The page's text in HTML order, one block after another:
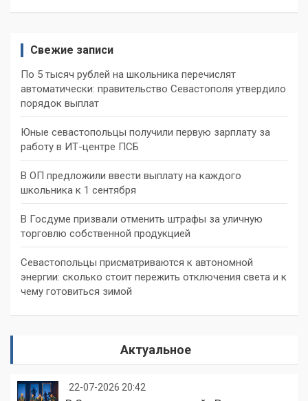
Свежие записи
По 5 тысяч рублей на школьника перечислят
автоматически: правительство Севастополя утвердило
порядок выплат
Юные севастопольцы получили первую зарплату за
работу в ИТ-центре ПСБ
В ОП предложили ввести выплату на каждого
школьника к 1 сентября
В Госдуме призвали отменить штрафы за уличную
торговлю собственной продукцией
Севастопольцы присматриваются к автономной
энергии: сколько стоит пережить отключения света и к
чему готовиться зимой
Актуальное
22-07-2026 20:42